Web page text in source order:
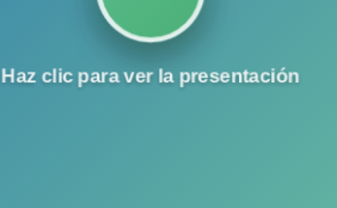
Haz clic para ver la presentación